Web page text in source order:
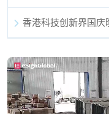
香港科技创新界国庆